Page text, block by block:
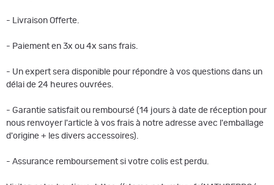
- Livraison Offerte.
- Paiement en 3x ou 4x sans frais.
- Un expert sera disponible pour répondre à vos questions dans un
délai de 24 heures ouvrées.
- Garantie satisfait ou remboursé (14 jours à date de réception pour
nous renvoyer l'article à vos frais à notre adresse avec l'emballage
d'origine + les divers accessoires).
- Assurance remboursement si votre colis est perdu.